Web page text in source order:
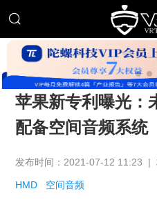
苹果新专利曝光：
配备空间音频系统
发布时间：2021-07-12 11:23 |
HMD 空间音频